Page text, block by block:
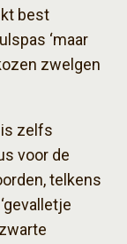
best
‘maar
zwelgen
zelfs
voor de
telkens